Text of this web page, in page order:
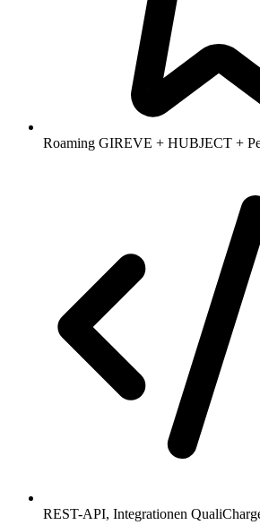
Roaming GIREVE + HUBJECT +
REST-API, Integrationen